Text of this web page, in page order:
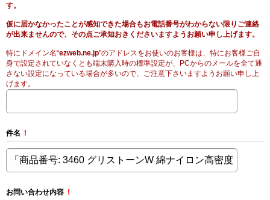
す。
仮に届かなかったことが感知できた場合もお電話番号がわからない限りご連絡
が出来ませんので、その点ご承知おきくださいますようお願い申し上げます。
特にドメイン名“ezweb.ne.jp”のアドレスをお使いのお客様は、特にお客様ご自
身で設定されていなくとも端末購入時の標準設定が、PCからのメールを全て通
さない設定になっている場合が多いので、ご注意下さいますようお願い申し上
げます。
件名 !
お問い合わせ内容 !